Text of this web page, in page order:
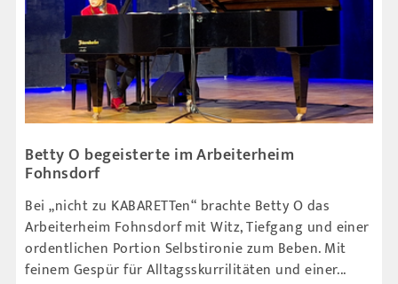
Betty O begeisterte im Arbeiterheim
Fohnsdorf
Bei „nicht zu KABARETTen“ brachte Betty O das
Arbeiterheim Fohnsdorf mit Witz, Tiefgang und einer
ordentlichen Portion Selbstironie zum Beben. Mit
feinem Gespür für Alltagsskurrilitäten und einer...